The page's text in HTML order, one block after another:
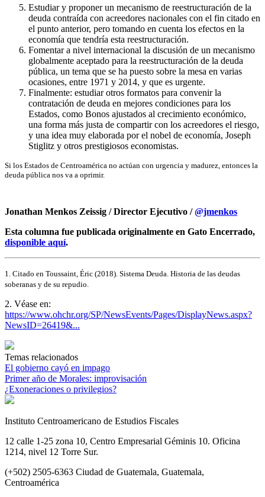
Estudiar y proponer un mecanismo de reestructuración de la
deuda contraída con acreedores nacionales con el fin citado en
el punto anterior, pero tomando en cuenta los efectos en la
economía que tendría esta reestructuración.
Fomentar a nivel internacional la discusión de un mecanismo
globalmente aceptado para la reestructuración de la deuda
pública, un tema que se ha puesto sobre la mesa en varias
ocasiones, entre 1971 y 2014, y que es urgente.
Finalmente: estudiar otros formatos para convenir la
contratación de deuda en mejores condiciones para los
Estados, como Bonos ajustados al crecimiento económico,
una forma más justa de compartir con los acreedores el riesgo,
y una idea muy elaborada por el nobel de economía, Joseph
Stiglitz y otros prestigiosos economistas.
Si los Estados de Centroamérica no actúan con urgencia y madurez, entonces la
deuda pública nos va a oprimir.
Jonathan Menkos Zeissig / Director Ejecutivo /@jmenkos
Esta columna fue publicada originalmente en Gato Encerrado,
disponible aquí.
1. Citado en Toussaint, Éric (2018). Sistema Deuda. Historia de las deudas
soberanas y de su repudio.
2. Véase en:
https://www.ohchr.org/SP/NewsEvents/Pages/DisplayNews.aspx?
NewsID=26419&...
Temas relacionados
El gobierno cayó en impago
Primer año de Morales: improvisación
¿Exoneraciones o privilegios?
Instituto Centroamericano de Estudios Fiscales
12 calle 1-25 zona 10, Centro Empresarial Géminis 10. Oficina
1214, nivel 12 Torre Sur.
(+502) 2505-6363 Ciudad de Guatemala, Guatemala,
Centroamérica